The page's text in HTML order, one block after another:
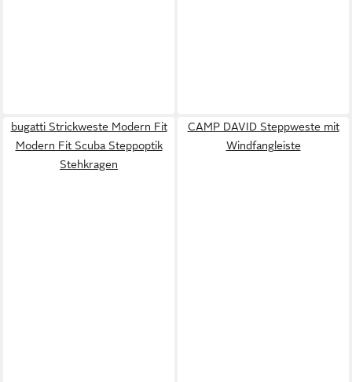
bugatti Strickweste Modern Fit
Modern Fit Scuba Steppoptik
Stehkragen
CAMP DAVID Steppweste mit
Windfangleiste